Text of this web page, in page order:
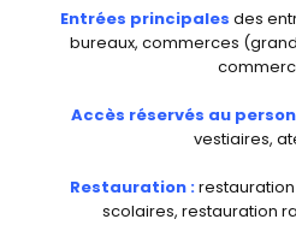
Entrées principales des
bureaux, commerces
Accès réservés au
vestiaires,
Restauration :
scolaires, restauration